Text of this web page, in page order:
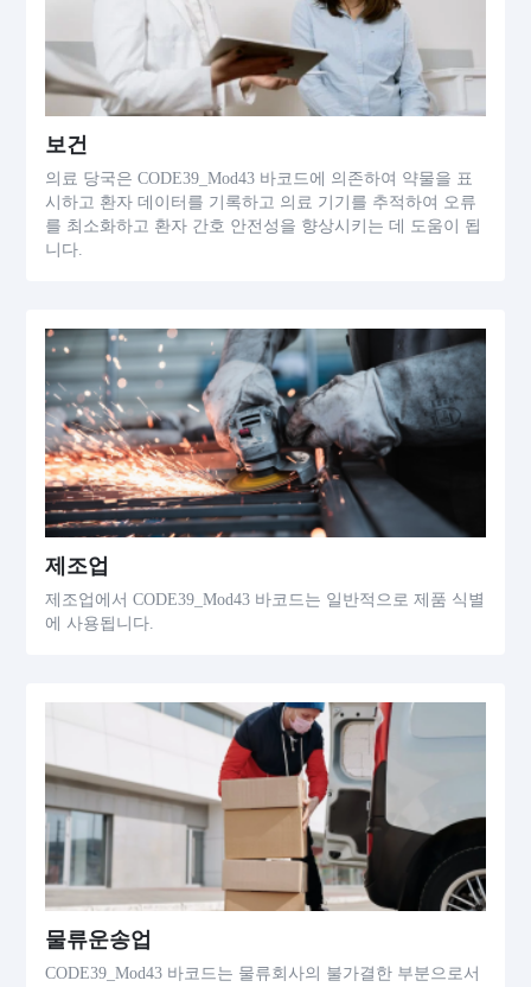
보건
의료 당국은 CODE39_Mod43 바코드에 의존하여 약물을 표
시하고 환자 데이터를 기록하고 의료 기기를 추적하여 오류
를 최소화하고 환자 간호 안전성을 향상시키는 데 도움이 됩
니다.
제조업
제조업에서 CODE39_Mod43 바코드는 일반적으로 제품 식별
에 사용됩니다.
물류운송업
CODE39_Mod43 바코드는 물류회사의 불가결한 부분으로서